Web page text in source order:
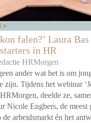
falen?’ Laura
in HR
HRMorgen
ander wat het is om
zijn. Tijdens het webinar
deelde ze,
Nicole Engbers, de meest
de arbeidsmarkt én het